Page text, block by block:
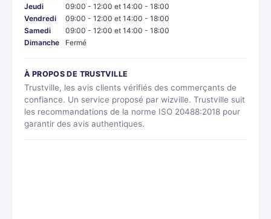
Jeudi
09:00 - 12:00 et 14:00 - 18:00
Vendredi
09:00 - 12:00 et 14:00 - 18:00
Samedi
09:00 - 12:00 et 14:00 - 18:00
Dimanche
Fermé
À PROPOS DE TRUSTVILLE
Trustville, les avis clients vérifiés des commerçants de
confiance. Un service proposé par wizville. Trustville suit
les recommandations de la norme ISO 20488:2018 pour
garantir des avis authentiques.